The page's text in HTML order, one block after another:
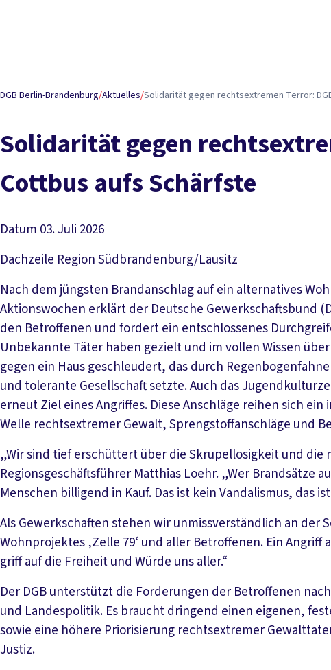
DGB Berlin-Brandenburg/Aktuelles/Solidarität gegen rechtsextremen Terror:
Solidarität gegen
Cottbus aufs Schärfste
Datum 03. Juli 2026
Dachzeile Region Südbrandenburg/Lausitz
Nach dem jüngsten Brandanschlag auf ein alternatives
Aktionswochen erklärt der Deutsche Gewerkschaftsbund
den Betroffenen und fordert ein entschlossenes
Unbekannte Täter haben gezielt und im vollen Wissen
gegen ein Haus geschleudert, das durch
und tolerante Gesellschaft setzte. Auch das
erneut Ziel eines Angriffes. Diese Anschläge reihen sich
Welle rechtsextremer Gewalt, Sprengstoffanschläge und
„Wir sind tief erschüttert über die Skrupellosigkeit und die
Regionsgeschäftsführer Matthias Loehr. „Wer Brandsätze
Menschen billigend in Kauf. Das ist kein Vandalismus, das
Als Gewerkschaften stehen wir unmissverständlich an der
Wohnprojektes ‚Zelle 79‘ und aller Betroffenen. Ein
griff auf die Freiheit und Würde uns aller.“
Der DGB unterstützt die Forderungen der Betroffenen
und Landespolitik. Es braucht dringend einen eigenen,
sowie eine höhere Priorisierung rechtsextremer
Justiz.